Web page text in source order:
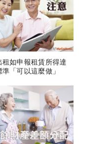
租如申報租賃所得達
「可以這麼做」